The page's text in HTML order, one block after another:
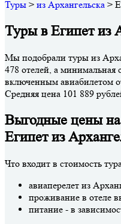
Туры > из Архангельска >
Туры в Египет из
Мы подобрали туры из
478 отелей, а минимальная
включенным авиабилетом
Средняя цена 101 889
Выгодные цены
Египет из
Что входит в стоимость
авиаперелет из
проживание в отеле
питание - в